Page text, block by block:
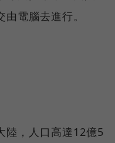
電腦去進行。
陸，人口高達12億5